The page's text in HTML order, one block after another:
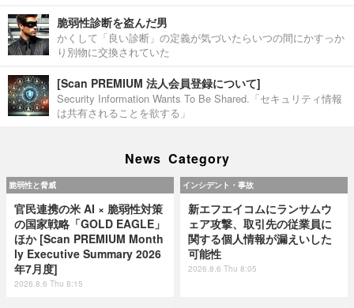
脆弱性診断を盗んだ男
かくして「良い診断」の定義が気づいたらいつの間にかすっか
り別物に交換されていた
[Scan PREMIUM 法人会員登録について]
Security Information Wants To Be Shared.「セキュリティ情報
は共有されることを欲する」
News Category
脆弱性と脅威
官民連携の米 AI × 脆弱性対策
の国家戦略「GOLD EAGLE」
ほか [Scan PREMIUM Month
ly Executive Summary 2026
年7月度]
2026.8.6 Thu 8:15
インシデント・事故
新エフエイコムにランサムウ
ェア攻撃、取引先の従業員に
関する個人情報が漏えいした
可能性
2026.8.6 Thu 8:05